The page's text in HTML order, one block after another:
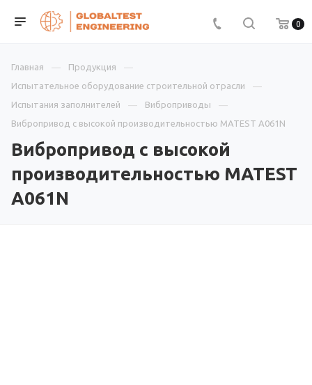
0
Главная
Продукция
Испытательное оборудование строительной отрасли
Испытания заполнителей
Виброприводы
Вибропривод с высокой производительностью MATEST A061N
Вибропривод с высокой
производительностью MATEST
A061N